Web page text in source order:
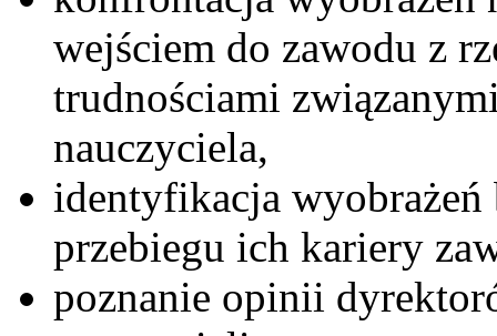
wejściem do zawodu z
trudnościami
nauczyciela,
identyfikacja wyobrażeń
przebiegu ich kariery
poznanie opinii